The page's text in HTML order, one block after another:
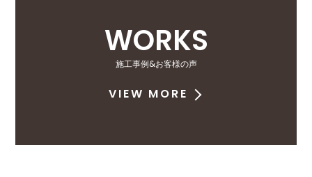
WORKS
施工事例&お客様の声
VIEW MORE